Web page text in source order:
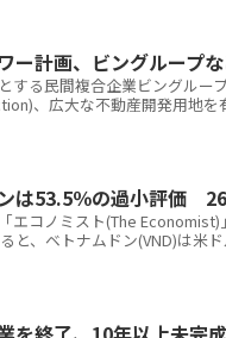
ー計画、ビングループ
する民間複合企業ビングルー
、広大な不動産開発用地を
は53.5％の過小評価
エコノミスト(The
と、ベトナムドン(VND)は米